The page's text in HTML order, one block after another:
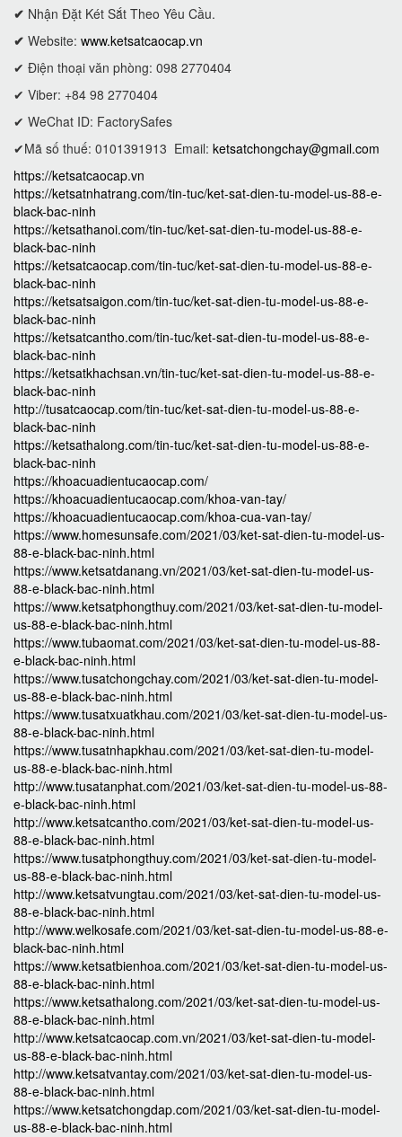
✔ Nhận Đặt Két Sắt Theo Yêu Cầu.
✔ Website: www.ketsatcaocap.vn
✔ Điện thoại văn phòng: 098 2770404
✔ Viber: +84 98 2770404
✔ WeChat ID: FactorySafes
✔Mã số thuế: 0101391913 Email: ketsatchongchay@gmail.com
https://ketsatcaocap.vn
https://ketsatnhatrang.com/tin-tuc/ket-sat-dien-tu-model-us-88-e-
black-bac-ninh
https://ketsathanoi.com/tin-tuc/ket-sat-dien-tu-model-us-88-e-
black-bac-ninh
https://ketsatcaocap.com/tin-tuc/ket-sat-dien-tu-model-us-88-e-
black-bac-ninh
https://ketsatsaigon.com/tin-tuc/ket-sat-dien-tu-model-us-88-e-
black-bac-ninh
https://ketsatcantho.com/tin-tuc/ket-sat-dien-tu-model-us-88-e-
black-bac-ninh
https://ketsatkhachsan.vn/tin-tuc/ket-sat-dien-tu-model-us-88-e-
black-bac-ninh
http://tusatcaocap.com/tin-tuc/ket-sat-dien-tu-model-us-88-e-
black-bac-ninh
https://ketsathalong.com/tin-tuc/ket-sat-dien-tu-model-us-88-e-
black-bac-ninh
https://khoacuadientucaocap.com/
https://khoacuadientucaocap.com/khoa-van-tay/
https://khoacuadientucaocap.com/khoa-cua-van-tay/
https://www.homesunsafe.com/2021/03/ket-sat-dien-tu-model-us-
88-e-black-bac-ninh.html
https://www.ketsatdanang.vn/2021/03/ket-sat-dien-tu-model-us-
88-e-black-bac-ninh.html
https://www.ketsatphongthuy.com/2021/03/ket-sat-dien-tu-model-
us-88-e-black-bac-ninh.html
https://www.tubaomat.com/2021/03/ket-sat-dien-tu-model-us-88-
e-black-bac-ninh.html
https://www.tusatchongchay.com/2021/03/ket-sat-dien-tu-model-
us-88-e-black-bac-ninh.html
https://www.tusatxuatkhau.com/2021/03/ket-sat-dien-tu-model-us-
88-e-black-bac-ninh.html
https://www.tusatnhapkhau.com/2021/03/ket-sat-dien-tu-model-
us-88-e-black-bac-ninh.html
http://www.tusatanphat.com/2021/03/ket-sat-dien-tu-model-us-88-
e-black-bac-ninh.html
http://www.ketsatcantho.com/2021/03/ket-sat-dien-tu-model-us-
88-e-black-bac-ninh.html
https://www.tusatphongthuy.com/2021/03/ket-sat-dien-tu-model-
us-88-e-black-bac-ninh.html
http://www.ketsatvungtau.com/2021/03/ket-sat-dien-tu-model-us-
88-e-black-bac-ninh.html
http://www.welkosafe.com/2021/03/ket-sat-dien-tu-model-us-88-e-
black-bac-ninh.html
https://www.ketsatbienhoa.com/2021/03/ket-sat-dien-tu-model-us-
88-e-black-bac-ninh.html
https://www.ketsathalong.com/2021/03/ket-sat-dien-tu-model-us-
88-e-black-bac-ninh.html
http://www.ketsatcaocap.com.vn/2021/03/ket-sat-dien-tu-model-
us-88-e-black-bac-ninh.html
http://www.ketsatvantay.com/2021/03/ket-sat-dien-tu-model-us-
88-e-black-bac-ninh.html
https://www.ketsatchongdap.com/2021/03/ket-sat-dien-tu-model-
us-88-e-black-bac-ninh.html